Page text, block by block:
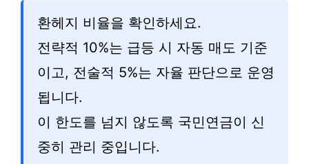
환헤지 비율을 확인하세요.
전략적 10%는 급등 시 자동 매도 기준
이고, 전술적 5%는 자율 판단으로 운영
됩니다.
이 한도를 넘지 않도록 국민연금이 신
중히 관리 중입니다.